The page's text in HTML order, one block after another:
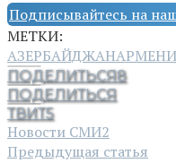
Подписывайтесь на
МЕТКИ:
АЗЕРБАЙДЖАН
ПОДЕЛИТЬСЯ8
ПОДЕЛИТЬСЯ
ТВИТ5
Новости СМИ2
Предыдущая статья